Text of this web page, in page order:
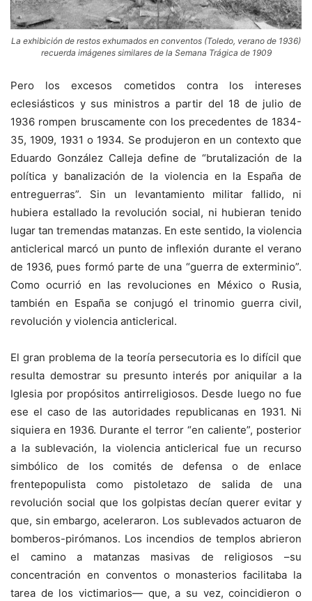
La exhibición de restos exhumados en conventos (Toledo, verano de 1936)
recuerda imágenes similares de la Semana Trágica de 1909
Pero los excesos cometidos contra los intereses
eclesiásticos y sus ministros a partir del 18 de julio de
1936 rompen bruscamente con los precedentes de 1834-
35, 1909, 1931 o 1934. Se produjeron en un contexto que
Eduardo González Calleja define de “brutalización de la
política y banalización de la violencia en la España de
entreguerras”. Sin un levantamiento militar fallido, ni
hubiera estallado la revolución social, ni hubieran tenido
lugar tan tremendas matanzas. En este sentido, la violencia
anticlerical marcó un punto de inflexión durante el verano
de 1936, pues formó parte de una “guerra de exterminio”.
Como ocurrió en las revoluciones en México o Rusia,
también en España se conjugó el trinomio guerra civil,
revolución y violencia anticlerical.
El gran problema de la teoría persecutoria es lo difícil que
resulta demostrar su presunto interés por aniquilar a la
Iglesia por propósitos antirreligiosos. Desde luego no fue
ese el caso de las autoridades republicanas en 1931. Ni
siquiera en 1936. Durante el terror “en caliente”, posterior
a la sublevación, la violencia anticlerical fue un recurso
simbólico de los comités de defensa o de enlace
frentepopulista como pistoletazo de salida de una
revolución social que los golpistas decían querer evitar y
que, sin embargo, aceleraron. Los sublevados actuaron de
bomberos-pirómanos. Los incendios de templos abrieron
el camino a matanzas masivas de religiosos –su
concentración en conventos o monasterios facilitaba la
tarea de los victimarios— que, a su vez, coincidieron o